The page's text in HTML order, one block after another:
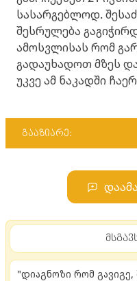
სასარგებლოდ.
შესრულება
ამოსვლისას რომ
გადაუხადოთ მზეს
უკვე ამ ნაკადში
გააზიარე:
"დიაგნოზი რომ გავიგე,